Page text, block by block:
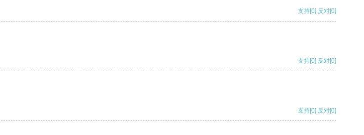
支持[0] 反对[0]
支持[0] 反对[0]
支持[0] 反对[0]